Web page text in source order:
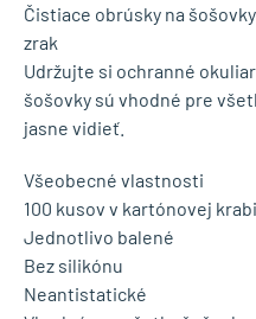
Čistiace obrúsky na
zrak
Udržujte si ochranné
šošovky sú vhodné pre
jasne vidieť.
Všeobecné vlastnosti
100 kusov v kartónovej
Jednotlivo balené
Bez silikónu
Neantistatické